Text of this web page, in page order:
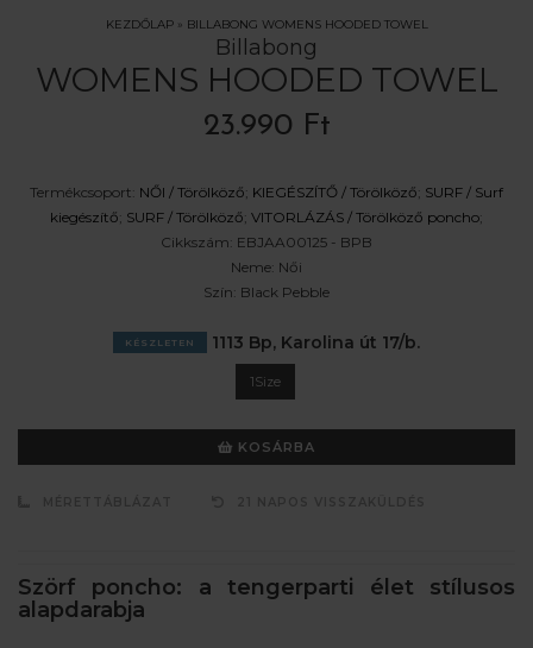
KEZDŐLAP» BILLABONG WOMENS HOODED TOWEL
Billabong
WOMENS HOODED TOWEL
23.990 Ft
Termékcsoport: NŐI / Törölköző; KIEGÉSZÍTŐ / Törölköző; SURF / Surf
kiegészítő; SURF / Törölköző; VITORLÁZÁS / Törölköző poncho;
Cikkszám: EBJAA00125 - BPB
Neme: Női
Szín: Black Pebble
KÉSZLETEN 1113 Bp, Karolina út 17/b.
1Size
KOSÁRBA
Szörf poncho: a tengerparti élet stílusos
alapdarabja